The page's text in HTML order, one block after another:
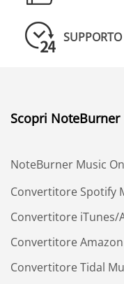
Scopri NoteBurner
NoteBurner Music
Convertitore Spotify
Convertitore iTunes/
Convertitore
Convertitore Tidal